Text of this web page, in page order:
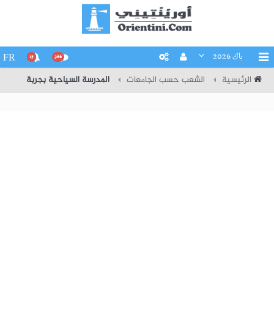
باك 2026 266
15
FR
الرئيسية الشعب حسب الجامعات المدرسة السياحية بجربة